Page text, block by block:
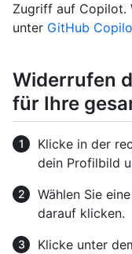
Zugriff auf Copilot.
unter GitHub
Widerrufen
für Ihre
Klicke in der
dein Profilbild
Wählen Sie
darauf klicken.
Klicke unter